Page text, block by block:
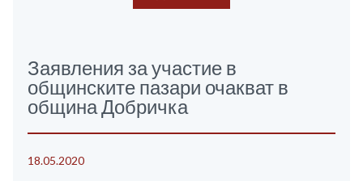
Заявления за участие в
общинските пазари очакват в
община Добричка
18.05.2020